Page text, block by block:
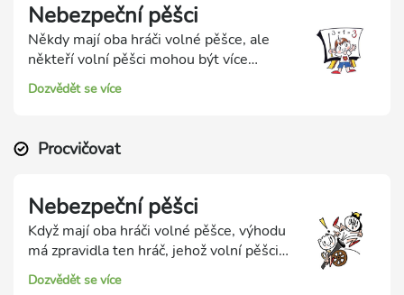
Nebezpeční pěšci
Někdy mají oba hráči volné pěšce, ale
někteří volní pěšci mohou být více
nebezpeční. Jsou například blízko svému
poli proměny, jsou daleko od sebe, nebo
šach.
Dozvědět se více
Procvičovat
Nebezpeční pěšci
Když mají oba hráči volné pěšce, výhodu
má zpravidla ten hráč, jehož volní pěšci
jsou více nebezpeční. Síla volných pěšců
roste tím, že se přiblíží svému poli
Dozvědět se více